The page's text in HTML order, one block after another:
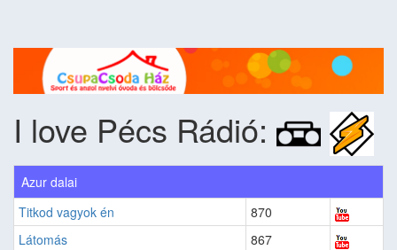
I love Pécs Rádió:
Azur dalai
Titkod vagyok én
870
Látomás
867